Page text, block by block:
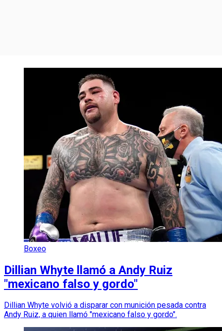
Boxeo
Dillian Whyte llamó a Andy Ruiz
"mexicano falso y gordo"
Dillian Whyte volvió a disparar con munición pesada contra
Andy Ruiz, a quien llamó "mexicano falso y gordo".